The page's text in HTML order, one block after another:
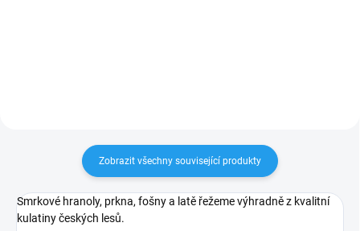
Zobrazit všechny související produkty
Smrkové hranoly, prkna, fošny a latě řežeme výhradně z kvalitní
kulatiny českých lesů.